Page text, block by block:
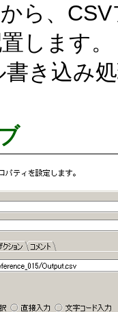
ら、
します。
き込み